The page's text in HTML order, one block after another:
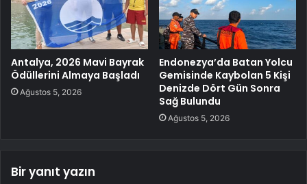
Antalya, 2026 Mavi Bayrak
Ödüllerini Almaya Başladı
Ağustos 5, 2026
Endonezya’da Batan Yolcu
Gemisinde Kaybolan 5 Kişi
Denizde Dört Gün Sonra
Sağ Bulundu
Ağustos 5, 2026
Bir yanıt yazın